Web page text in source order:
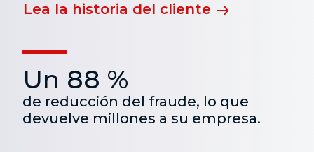
Lea la historia del cliente
Un 88 %
de reducción del fraude, lo que
devuelve millones a su empresa.